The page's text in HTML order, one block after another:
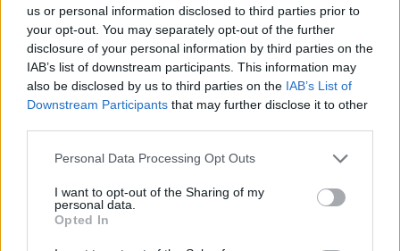
us or personal information disclosed to third parties prior to
your opt-out. You may separately opt-out of the further
disclosure of your personal information by third parties on the
IAB’s list of downstream participants. This information may
also be disclosed by us to third parties on the IAB’s List of
Downstream Participants that may further disclose it to other
Please note that this website/app uses one or more Google
not limited to your visit or usage behaviour. You may click to
grant or deny consent to Google and its third-party tags to
use your data for below specified purposes in below Google
consent section.
Personal Data Processing Opt Outs
I want to opt-out of the Sharing of my
personal data.
Opted In
Τουρισμός για Ολους 2026: Τα SOS για να κερδίσετε το
voucher διακοπών